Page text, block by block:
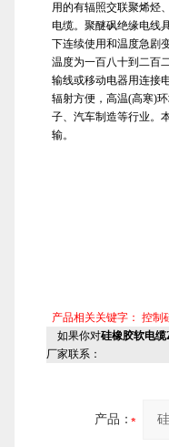
用的有辐照交联聚烯烃
电缆。聚醚砜绝缘电线
下连续使用和温度急剧
温度为一百八十到二百
输线或移动电器用连接
辐射方便，高温(高寒)
子、汽车制造等行业。
输。
产品相关关键字： 控制
如果你对硅橡胶软电
厂家联系：
产品：